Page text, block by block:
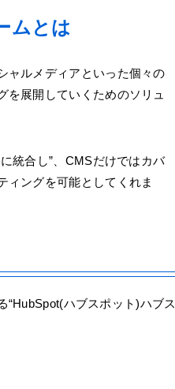
ムとは
ャルメディアといった個々の
を展開していくためのソリュ
統合し”、CMSだけではカバ
ィングを可能としてくれま
ハブスポット)ハブス